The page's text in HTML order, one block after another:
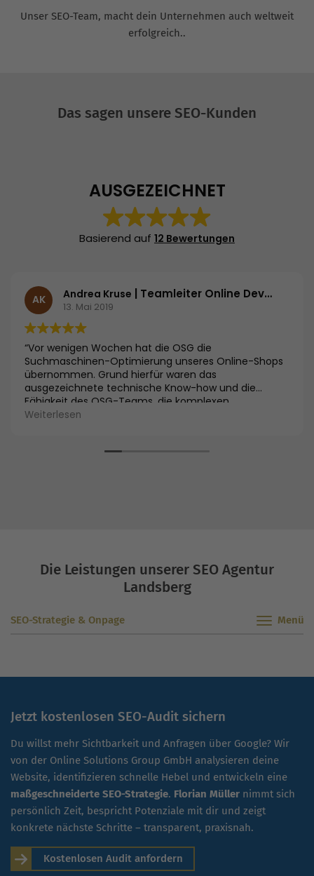
Unser SEO-Team, macht dein Unternehmen auch weltweit
erfolgreich..
Das sagen unsere SEO-Kunden
AUSGEZEICHNET
Basierend auf 12 Bewertungen
AK Andrea Kruse | Teamleiter Online Development | HSE24
13. Mai 2019
“Vor wenigen Wochen hat die OSG die
Suchmaschinen-Optimierung unseres Online-Shops
übernommen. Grund hierfür waren das
ausgezeichnete technische Know-how und die
Fähigkeit des OSG-Teams, die komplexen
Zusammenhänge und Problemstellungen unseres
Motivation zu sorgen. Inzwischen konnten wir uns von
Weiterlesen
Die Leistungen unserer SEO Agentur
Landsberg
SEO-Strategie & Onpage
Jetzt kostenlosen SEO-Audit sichern
Du willst mehr Sichtbarkeit und Anfragen über Google? Wir
von der Online Solutions Group GmbH analysieren deine
Website, identifizieren schnelle Hebel und entwickeln eine
maßgeschneiderte SEO-Strategie. Florian Müller nimmt sich
persönlich Zeit, bespricht Potenziale mit dir und zeigt
konkrete nächste Schritte – transparent, praxisnah.
Kostenlosen Audit anfordern